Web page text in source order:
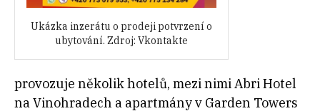
Ukázka inzerátu o prodeji potvrzení o
ubytování. Zdroj: Vkontakte
provozuje několik hotelů, mezi nimi Abri Hotel
na Vinohradech a apartmány v Garden Towers